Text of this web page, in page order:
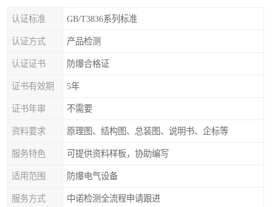
认证标准 GB/T3836系列标准
认证方式 产品检测
认证证书 防爆合格证
证书有效期 5年
证书年审 不需要
资料要求 原理图、结构图、总装图、说明书、企标等
服务特色 可提供资料样板，协助编写
适用范围 防爆电气设备
服务方式 中诺检测全流程申请跟进